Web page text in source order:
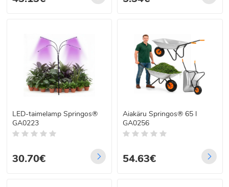
LED-taimelamp Springos®
GA0223
30.70€
Aiakäru Springos® 65 l
GA0256
54.63€